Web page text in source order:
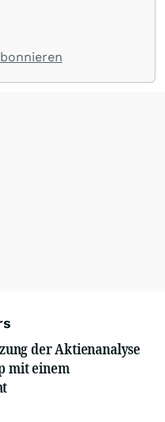
der Aktienanalyse
mit einem